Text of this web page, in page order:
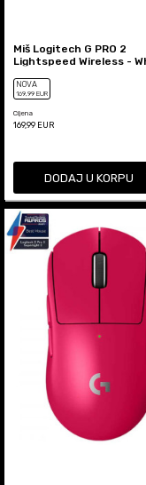
Miš Logitech G PRO 2
Lightspeed Wireless -
NOVA
169,99 EUR
Cijena
169,99 EUR
DODAJ U KORPU